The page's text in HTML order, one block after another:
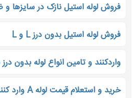
فروش لوله استیل نازک در
فروش لوله استیل بدون درز L و L
واردکنند و تامین انواع لوله بدون
خرید و استعلام قیمت لوله A وارد کننده و تأمین ‌کننده مستقیم